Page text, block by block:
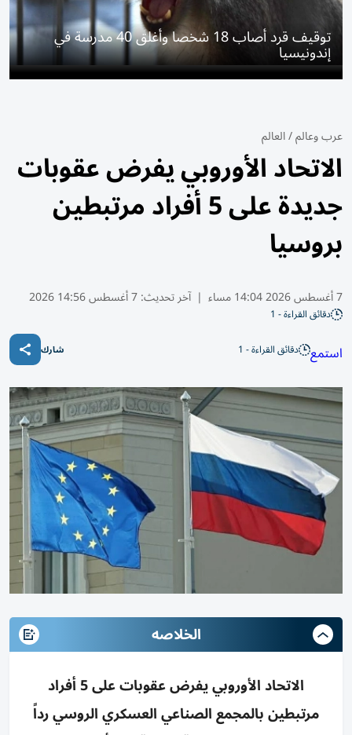
توقيف قرد أصاب 18 شخصا وأغلق 40 مدرسة في
إندونيسيا
عرب وعالم/العالم
الاتحاد الأوروبي يفرض عقوبات
جديدة على 5 أفراد مرتبطين
بروسيا
7 أغسطس 2026 14:04 مساء | آخر تحديث:7 أغسطس 14:56 2026
دقائق القراءة - 1
استمع دقائق القراءة - 1 شارك
الخلاصه
الاتحاد الأوروبي يفرض عقوبات على 5 أفراد
مرتبطين بالمجمع الصناعي العسكري الروسي رداً